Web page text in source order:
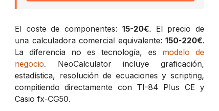
El coste de componentes: 15-20€. El precio de
una calculadora comercial equivalente: 150-220€.
La diferencia no es tecnología, es modelo de
negocio. NeoCalculator incluye graficación,
estadística, resolución de ecuaciones y scripting,
compitiendo directamente con TI-84 Plus CE y
Casio fx-CG50.